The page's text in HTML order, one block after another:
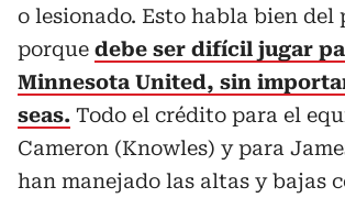
o lesionado. Esto habla bien del
porque debe ser difícil jugar
Minnesota United, sin
seas. Todo el crédito para el
Cameron (Knowles) y para
han manejado las altas y bajas